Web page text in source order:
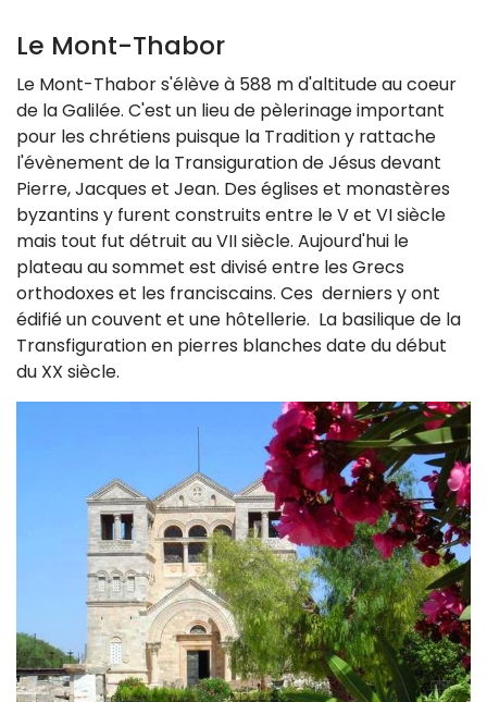
Le Mont-Thabor
Le Mont-Thabor s'élève à 588 m d'altitude au coeur
de la Galilée. C'est un lieu de pèlerinage important
pour les chrétiens puisque la Tradition y rattache
l'évènement de la Transiguration de Jésus devant
Pierre, Jacques et Jean. Des églises et monastères
byzantins y furent construits entre le V et VI siècle
mais tout fut détruit au VII siècle. Aujourd'hui le
plateau au sommet est divisé entre les Grecs
orthodoxes et les franciscains. Ces derniers y ont
édifié un couvent et une hôtellerie. La basilique de la
Transfiguration en pierres blanches date du début
du XX siècle.